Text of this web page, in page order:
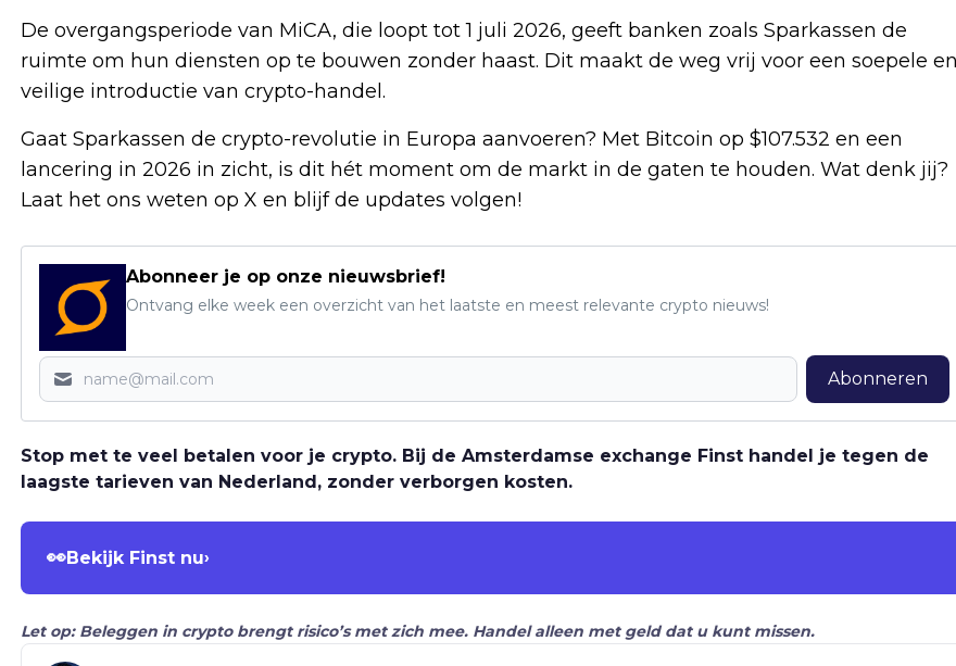
De overgangsperiode van MiCA, die loopt tot 1 juli 2026, geeft banken zoals Sparkassen de
ruimte om hun diensten op te bouwen zonder haast. Dit maakt de weg vrij voor een soepele en
veilige introductie van crypto-handel.
Gaat Sparkassen de crypto-revolutie in Europa aanvoeren? Met Bitcoin op $107.532 en een
lancering in 2026 in zicht, is dit hét moment om de markt in de gaten te houden. Wat denk jij?
Laat het ons weten op X en blijf de updates volgen!
Abonneer je op onze nieuwsbrief!
Ontvang elke week een overzicht van het laatste en meest relevante crypto nieuws!
Abonneren
Stop met te veel betalen voor je crypto. Bij de Amsterdamse exchange Finst handel je tegen de
laagste tarieven van Nederland, zonder verborgen kosten.
👀Bekijk Finst nu›
Let op: Beleggen in crypto brengt risico’s met zich mee. Handel alleen met geld dat u kunt missen.